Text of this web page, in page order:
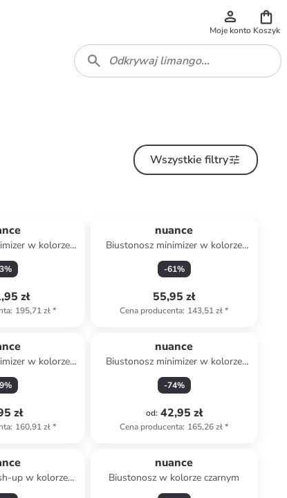
Moje konto Koszyk
Wszystkie filtry
w kolorze
%
zł
: 195,71 zł*
nuance
Biustonosz minimizer w kolorze
czarnym
-61%
55,95 zł
Cena producenta: 143,51 zł*
w kolorze
%
zł
: 160,91 zł*
nuance
Biustonosz minimizer w kolorze
pomarańczowym
-74%
od: 42,95 zł
Cena producenta: 165,26 zł*
up w kolorze
nuance
Biustonosz w kolorze czarnym